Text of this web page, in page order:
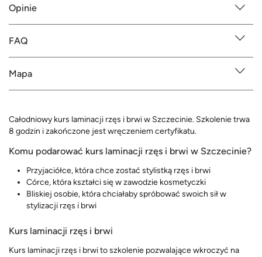
Opinie
FAQ
Mapa
Całodniowy kurs laminacji rzęs i brwi w Szczecinie. Szkolenie trwa
8 godzin i zakończone jest wręczeniem certyfikatu.
Komu podarować kurs laminacji rzęs i brwi w Szczecinie?
Przyjaciółce, która chce zostać stylistką rzęs i brwi
Córce, która kształci się w zawodzie kosmetyczki
Bliskiej osobie, która chciałaby spróbować swoich sił w
stylizacji rzęs i brwi
Kurs laminacji rzęs i brwi
Kurs laminacji rzęs i brwi to szkolenie pozwalające wkroczyć na